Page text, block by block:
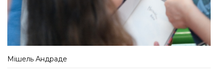
Мішель Андраде